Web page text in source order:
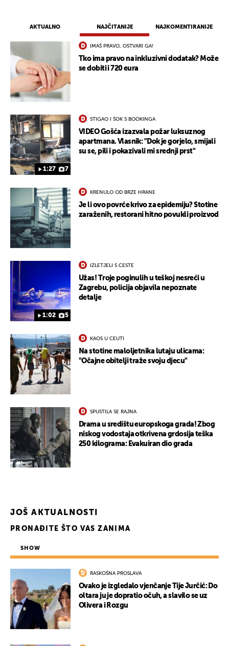
AKTUALNO NAJČITANIJE NAJKOMENTIRANIJE
IMAŠ PRAVO, OSTVARI GA!
Tko ima pravo na inkluzivni dodatak? Može
se dobiti i 720 eura
1:27 7
STIGAO I ŠOK S BOOKINGA
VIDEO Gošća izazvala požar luksuznog
apartmana. Vlasnik: "Dok je gorjelo, smijali
su se, pili i pokazivali mi srednji prst"
KRENULO OD BRZE HRANE
Je li ovo povrće krivo za epidemiju? Stotine
zaraženih, restorani hitno povukli proizvod
1:02 5
IZLETJELI S CESTE
Užas! Troje poginulih u teškoj nesreći u
Zagrebu, policija objavila nepoznate
detalje
KAOS U CEUTI
Na stotine maloljetnika lutaju ulicama:
"Očajne obitelji traže svoju djecu"
SPUSTILA SE RAJNA
Drama u središtu europskoga grada! Zbog
niskog vodostaja otkrivena grdosija teška
250 kilograma: Evakuiran dio grada
JOŠ AKTUALNOSTI
PRONAĐITE ŠTO VAS ZANIMA
SHOW
RASKOŠNA PROSLAVA
Ovako je izgledalo vjenčanje Tije Jurčić: Do
oltara ju je dopratio očuh, a slavilo se uz
Olivera i Rozgu